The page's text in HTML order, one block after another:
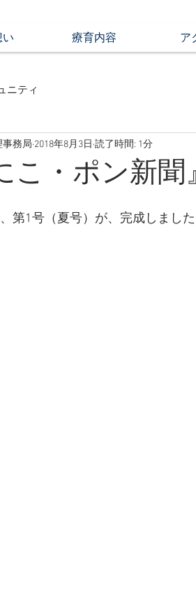
療育内容 ア
ニティ
こ・ポン新
務局 2018年8月3日 読了時間: 1分
第1号（夏号）が、完成しました